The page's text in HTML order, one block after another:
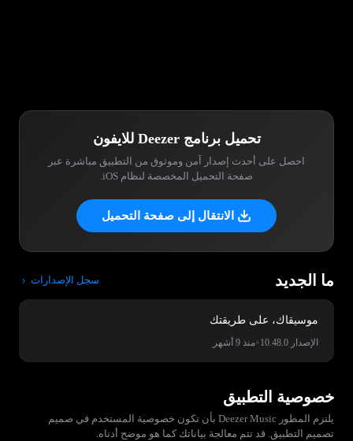
تحميل برنامج Deezer للايفون
احصل على أحدث إصدار آمن وموثوق من التطبيق مباشرة عبر
صفحة التحميل المخصصة لنظام iOS.
الانتقال إلى صفحة التحميل
ما الجديد سجل الإصدارات
موسيقاك، على طريقتك
الإصدار 10.48.0 •منذ 9 أشهر
خصوصية التطبيق
يلتزم المطور Deezer Music بأن تكون خصوصية المستخدم في صميم
تصميم التطبيق. قد تتم معالجة بياناتك كما هو موضح أدناه.